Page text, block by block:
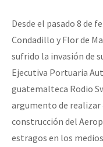
ETIQUETAS
MULTIMEDIA
Audio
Fotorreportaje
Video
Otras secciones
[25 abr – CDMX] Tokín
Desde el pasado 8 de
Condadillo y Flor de
sufrido la invasión de
Ejecutiva Portuaria
guatemalteca Rodio
argumento de realizar
construcción del
estragos en los